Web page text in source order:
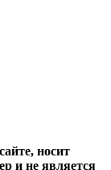
носит
и не является